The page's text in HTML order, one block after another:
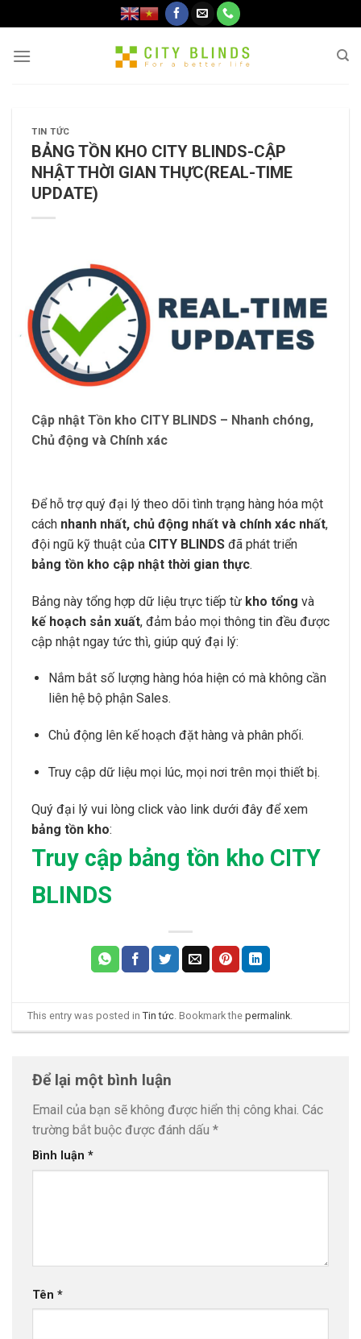
to
content
TIN TỨC
BẢNG TỒN KHO CITY BLINDS-CẬP
NHẬT THỜI GIAN THỰC(REAL-TIME
UPDATE)
Cập nhật Tồn kho CITY BLINDS – Nhanh chóng,
Chủ động và Chính xác
Để hỗ trợ quý đại lý theo dõi tình trạng hàng hóa một
cách nhanh nhất, chủ động nhất và chính xác nhất,
đội ngũ kỹ thuật của CITY BLINDS đã phát triển
bảng tồn kho cập nhật thời gian thực.
Bảng này tổng hợp dữ liệu trực tiếp từ kho tổng và
kế hoạch sản xuất, đảm bảo mọi thông tin đều được
cập nhật ngay tức thì, giúp quý đại lý:
Nắm bắt số lượng hàng hóa hiện có mà không cần
liên hệ bộ phận Sales.
Chủ động lên kế hoạch đặt hàng và phân phối.
Truy cập dữ liệu mọi lúc, mọi nơi trên mọi thiết bị.
Quý đại lý vui lòng click vào link dưới đây để xem
bảng tồn kho:
Truy cập bảng tồn kho CITY
BLINDS
This entry was posted inTin tức. Bookmark thepermalink.
Để lại một bình luận
Email của bạn sẽ không được hiển thị công khai. Các
trường bắt buộc được đánh dấu *
Bình luận *
Tên *